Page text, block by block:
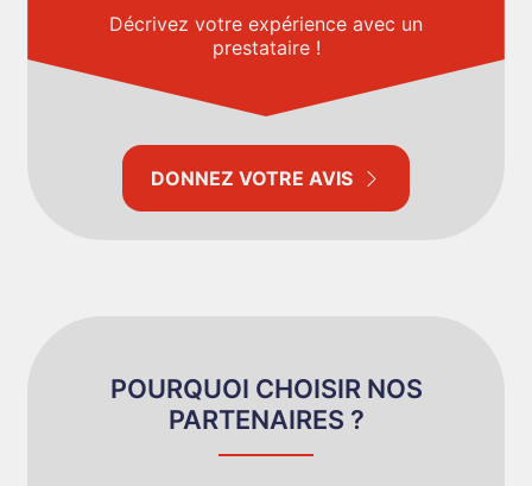
Décrivez votre expérience avec un
prestataire !
DONNEZ VOTRE AVIS
POURQUOI CHOISIR NOS
PARTENAIRES ?